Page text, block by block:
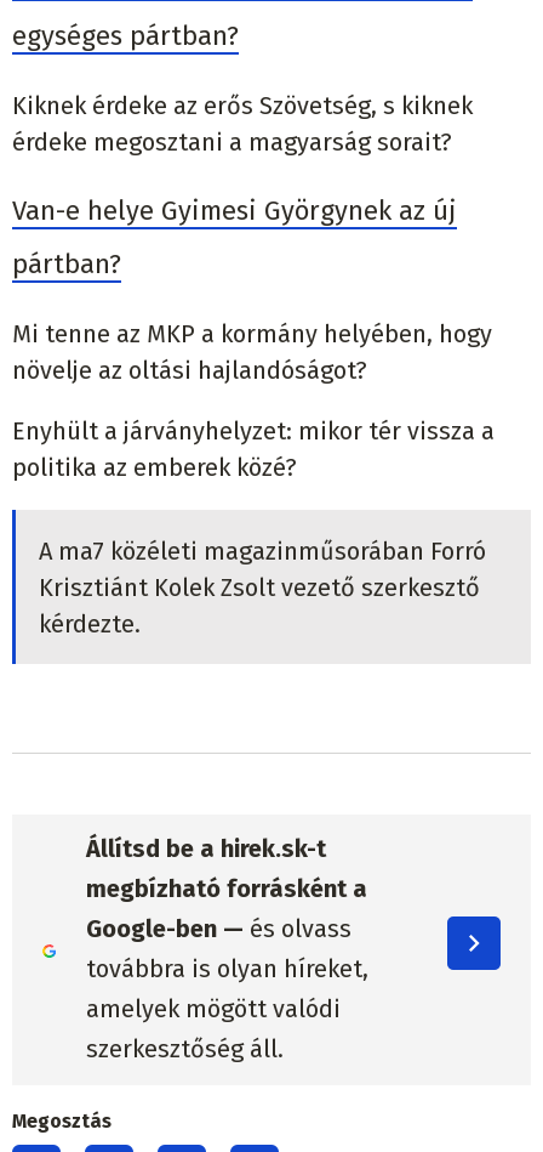
egységes pártban?
Kiknek érdeke az erős Szövetség, s kiknek
érdeke megosztani a magyarság sorait?
Van-e helye Gyimesi Györgynek az új
pártban?
Mi tenne az MKP a kormány helyében, hogy
növelje az oltási hajlandóságot?
Enyhült a járványhelyzet: mikor tér vissza a
politika az emberek közé?
A ma7 közéleti magazinműsorában Forró
Krisztiánt Kolek Zsolt vezető szerkesztő
kérdezte.
Állítsd be a hirek.sk-t
megbízható forrásként a
Google-ben — és olvass
továbbra is olyan híreket,
amelyek mögött valódi
szerkesztőség áll.
Megosztás